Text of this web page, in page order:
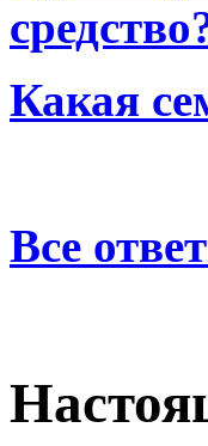
Какая
Все